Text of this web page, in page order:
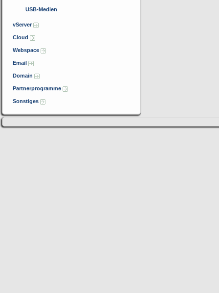
USB-Medien
vServer
Cloud
Webspace
Email
Domain
Partnerprogramme
Sonstiges